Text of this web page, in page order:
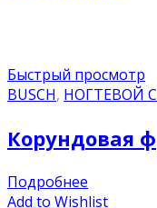
Быстрый просмотр
BUSCH, НОГТЕВОЙ
Корундовая
Подробнее
Add to Wishlist